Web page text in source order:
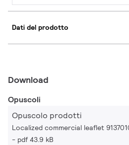
Dati del prodotto
Download
Opuscoli
Opuscolo prodotti
Localized commercial leaflet
pdf 43.9 kB